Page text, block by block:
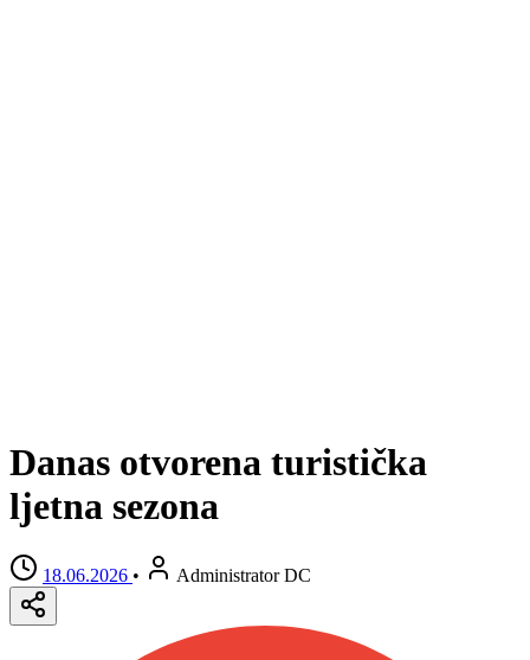
Danas otvorena turistička
ljetna sezona
18.06.2026 • Administrator DC